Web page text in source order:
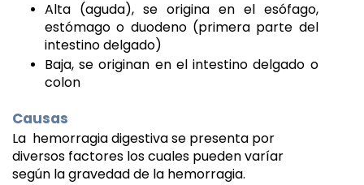
Alta (aguda), se origina en el esófago,
estómago o duodeno (primera parte del
intestino delgado)
Baja, se originan en el intestino delgado o
colon
Causas
La  hemorragia digestiva se presenta por
diversos factores los cuales pueden varíar
según la gravedad de la hemorragia.